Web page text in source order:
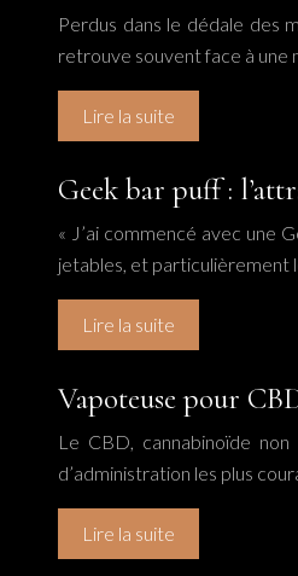
Perdus dans le dédale des
retrouve souvent face à une
Lire la suite
Geek bar puff :
« J’ai commencé avec une
jetables, et particulièrement
Lire la suite
Vapoteuse pour
Le CBD, cannabinoïde
d’administration les plus
Lire la suite